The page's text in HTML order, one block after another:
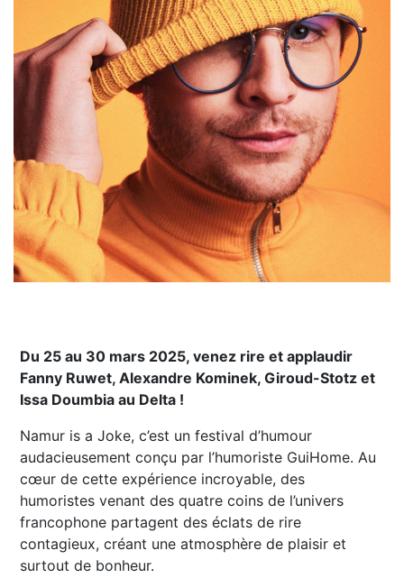
Du 25 au 30 mars 2025, venez rire et applaudir
Fanny Ruwet, Alexandre Kominek, Giroud-Stotz et
Issa Doumbia au Delta !
Namur is a Joke, c’est un festival d’humour
audacieusement conçu par l’humoriste GuiHome. Au
cœur de cette expérience incroyable, des
humoristes venant des quatre coins de l’univers
francophone partagent des éclats de rire
contagieux, créant une atmosphère de plaisir et
surtout de bonheur.